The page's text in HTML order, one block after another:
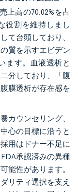
上高の70.02%を占
役割を維持しまし
て台頭しており、
質を示すエビデン
ます。血液透析と
分しており、「腹
膜透析が存在感を
カウンセリング、
心の目標に沿うと
用はドナー不足に
承認済みの異種
能性があります。
リティ選択を支え